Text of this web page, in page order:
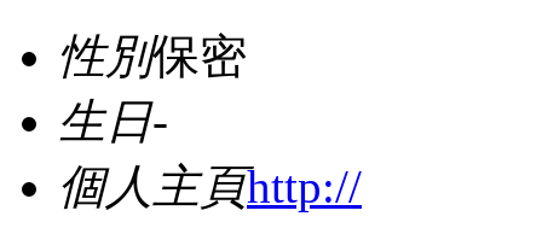
性別保密
生日-
個人主頁http://